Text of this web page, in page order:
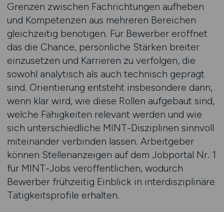
Grenzen zwischen Fachrichtungen aufheben
und Kompetenzen aus mehreren Bereichen
gleichzeitig benötigen. Für Bewerber eröffnet
das die Chance, persönliche Stärken breiter
einzusetzen und Karrieren zu verfolgen, die
sowohl analytisch als auch technisch geprägt
sind. Orientierung entsteht insbesondere dann,
wenn klar wird, wie diese Rollen aufgebaut sind,
welche Fähigkeiten relevant werden und wie
sich unterschiedliche MINT-Disziplinen sinnvoll
miteinander verbinden lassen. Arbeitgeber
können Stellenanzeigen auf dem Jobportal Nr. 1
für MINT-Jobs veröffentlichen, wodurch
Bewerber frühzeitig Einblick in interdisziplinäre
Tätigkeitsprofile erhalten.